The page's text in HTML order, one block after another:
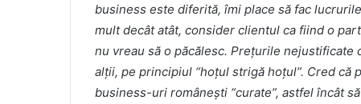
business este diferită, îmi place să fac
mult decât atât, consider clientul ca fiind o
nu vreau să o păcălesc. Prețurile nejustificate
alții, pe principiul “hoțul strigă hoțul”. Cred că
business-uri românești “curate”, astfel încât